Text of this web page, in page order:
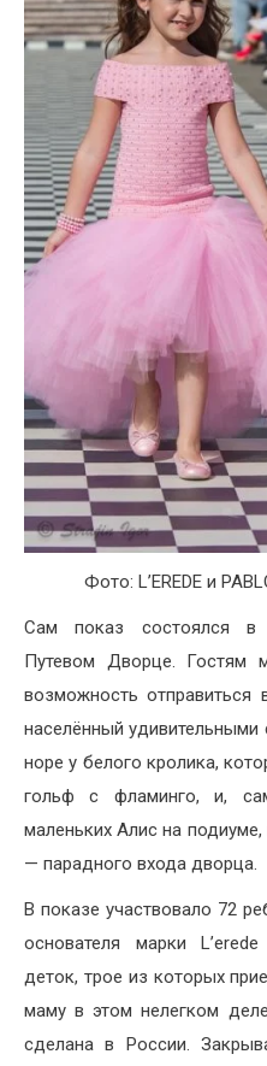
Фото: L’EREDE и
Сам показ состоялся в
Путевом Дворце. Гостям
возможность
населённый
норе у белого кролика,
гольф с фламинго, и,
маленьких Алис на
— парадного входа дворца.
В показе участвовало 72
основателя марки
деток, трое из которых
маму в этом нелегком
сделана в России.